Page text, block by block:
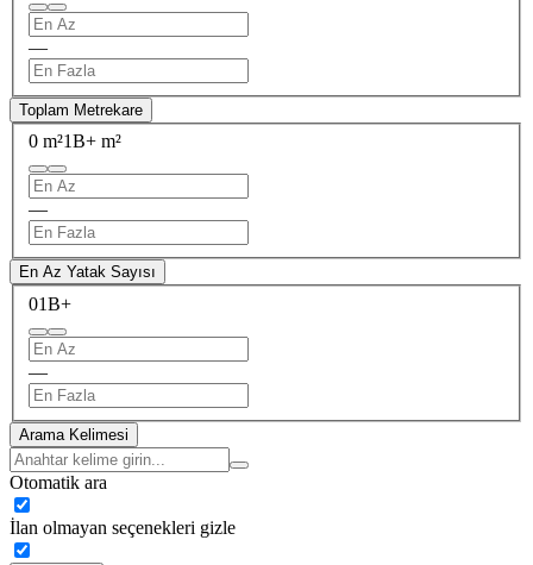
—
Toplam Metrekare
0 m²1B+ m²
—
En Az Yatak Sayısı
01B+
—
Arama Kelimesi
Otomatik ara
İlan olmayan seçenekleri gizle